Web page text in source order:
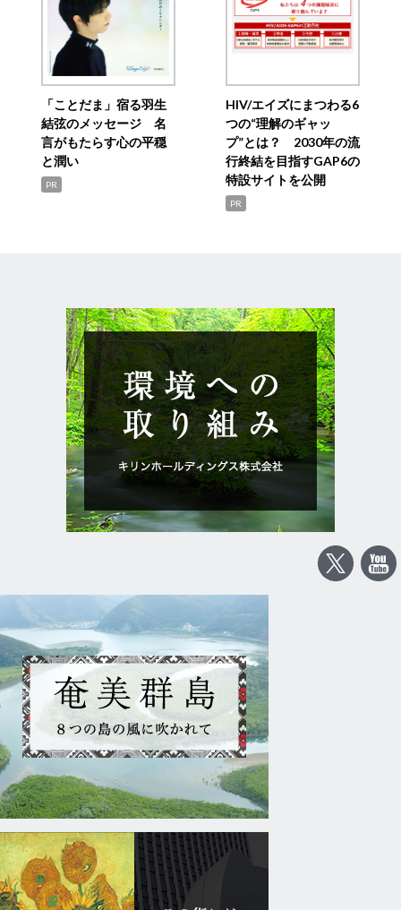
「ことだま」宿る羽生
結弦のメッセージ 名
言がもたらす心の平穏
と潤い
PR
HIV/エイズにまつわる6
つの“理解のギャッ
プ”とは？ 2030年の流
行終結を目指すGAP6の
特設サイトを公開
PR